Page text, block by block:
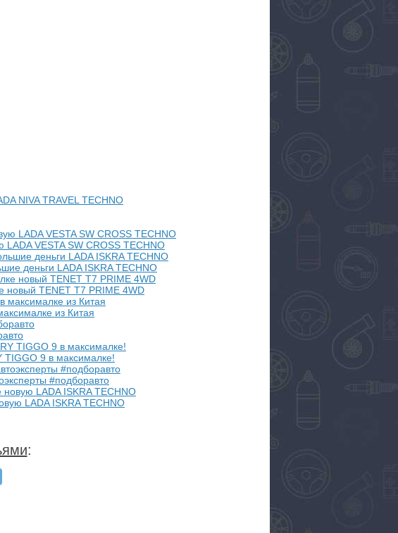
NIVA TRAVEL TECHNO
VESTA SW CROSS TECHNO
деньги LADA ISKRA TECHNO
TENET T7 PRIME 4WD
из Китая
9 в максималке!
#подборавто
LADA ISKRA TECHNO
: